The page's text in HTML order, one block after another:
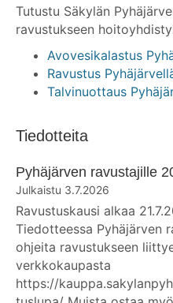
Tutustu Säkylän
ravustukseen
Avovesikalastus
Ravustus
Talvinuottaus
Tiedotteita
Pyhäjärven ravustajille
3.7.2026
Ravustuskausi alkaa
Tiedotteessa Pyhäjärven
ohjeita ravustukseen
verkkokaupasta
https://